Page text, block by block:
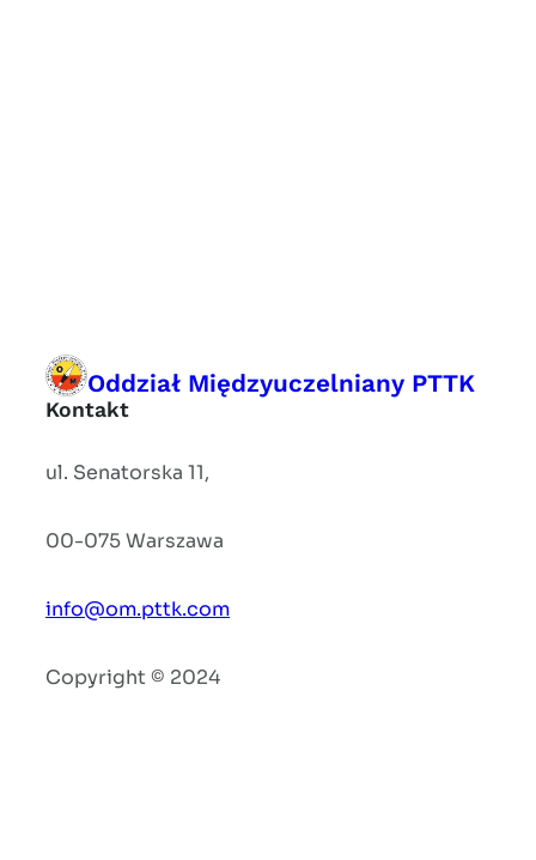
Oddział Międzyuczelniany PTTK
Kontakt
ul. Senatorska 11,
00-075 Warszawa
info@om.pttk.com
Copyright © 2024